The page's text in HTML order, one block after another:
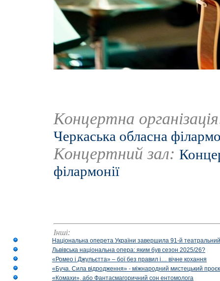
Концертна
Черкаська обласна
Концертний зал:
філармонії
Інші:
Національна оперета України завершила 91-й
Львівська національна опера: яким був сезон 2025/26?
«Ромео і Джульєтта» – бої без правил і… вічне кохання
«Буча. Сила відродження» - міжнародний мистецький
«Комахи», або Фантасмагоричний сон ентомолога